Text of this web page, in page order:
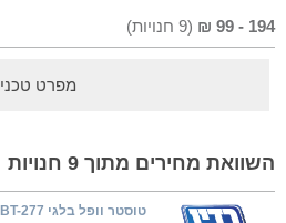
194
-
99
₪
(
9 חנויות)
מפרט טכני
השוואת מחירים מתוך 9 חנויות
טוסטר וופל בלגי BENATON BT-277